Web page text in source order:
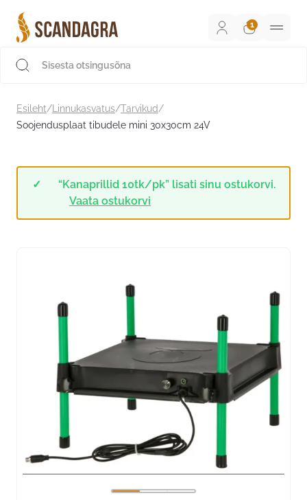
sisu
juurde
Esileht/ Linnukasvatus/Tarvikud/
Soojendusplaat tibudele mini 30x30cm 24V
“Kanaprillid 10tk/pk” lisati sinu ostukorvi.
Vaata ostukorvi